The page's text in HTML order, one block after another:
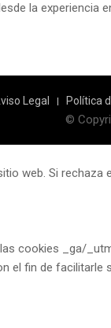
la
Legal Política
©
web. Si
cookies _ga/
el fin de facilitarle